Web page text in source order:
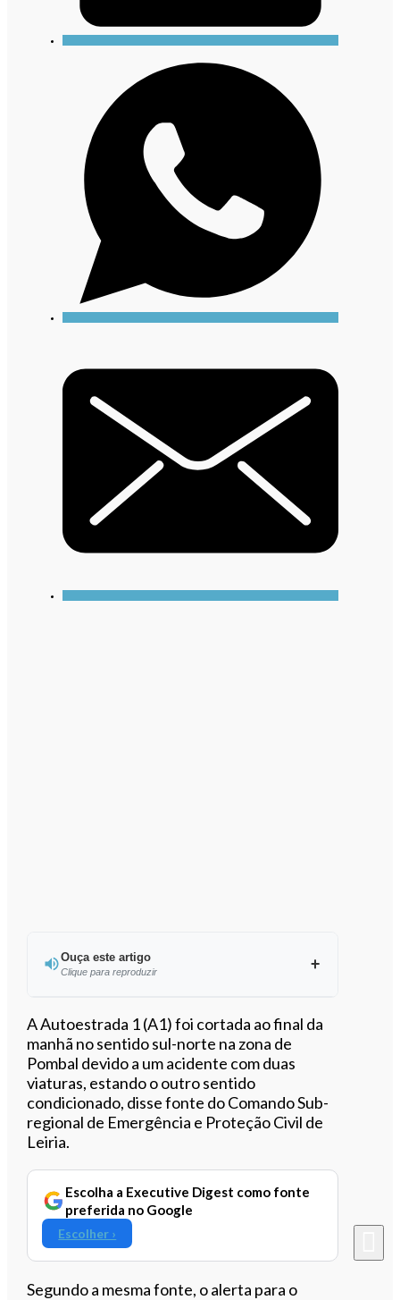
Ouça este artigo
Clique para reproduzir
Ouvir este artigo
A Autoestrada 1 (A1) foi cortada ao final da
manhã no sentido sul-norte na zona de
Pombal devido a um acidente com duas
viaturas, estando o outro sentido
condicionado, disse fonte do Comando Sub-
regional de Emergência e Proteção Civil de
Leiria.
Escolha a Executive Digest como fonte
preferida no Google
Escolher ›
Segundo a mesma fonte, o alerta para o